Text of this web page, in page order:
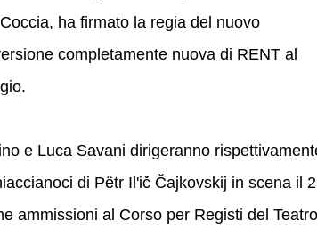
ha firmato la regia del nuovo
completamente nuova di RENT al
e Luca Savani dirigeranno
di Pëtr Il'ič Čajkovskij in scena il
ammissioni al Corso per Registi del Teatro